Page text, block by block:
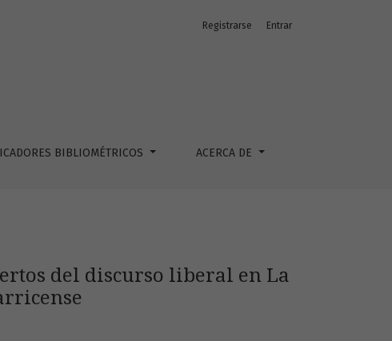
Reconquista de Talamanca. Novela costarricense
BIBLIOMÉTRICOS ACERCA DE
Registrarse Entrar
del discurso liberal en La